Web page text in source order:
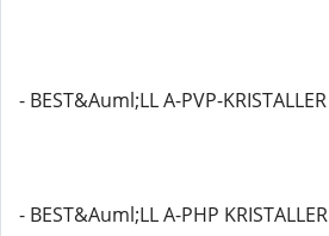
- BEST&Auml;LL A-PVP-KRISTALLER
- BEST&Auml;LL A-PHP KRISTALLER